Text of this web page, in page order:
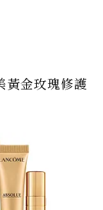
黃金玫瑰修護